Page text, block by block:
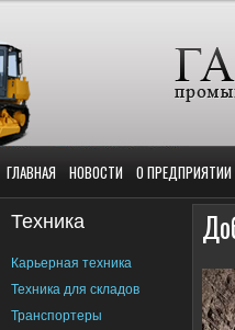
ГЛАВНАЯ НОВОСТИ О ПРЕДПРИЯТИИ
Техника
Карьерная техника
Техника для складов
Транспортеры